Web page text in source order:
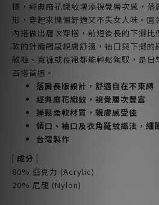
穩，經典麻花織紋增添視覺層次感，落
形，穿起來慵懶舒適又不失女人味。圓
內搭做出層次穿搭，前短後長的下擺
軟的針織觸感親膚舒適，袖口與下擺
款褲、寬褲或長裙都能輕鬆駕馭，是
百搭首選。
落肩長版設計，舒適自在不束縛
經典麻花織紋，視覺層次豐富
蓬鬆柔軟材質，親膚感受佳
領口、袖口及衣角羅紋織法，細
台灣製作
| 成分 |
80% 亞克力 (Acrylic)
20% 尼龍 (Nylon)